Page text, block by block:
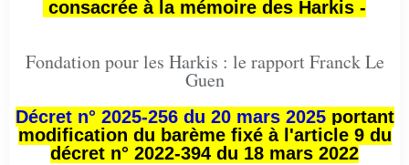
consacrée à la mémoire des Harkis -
Fondation pour les Harkis : le rapport Franck Le
Guen
Décret n° 2025-256 du 20 mars 2025portant
modification du barème fixé à l'article 9 du
décret n° 2022-394 du 18 mars 2022